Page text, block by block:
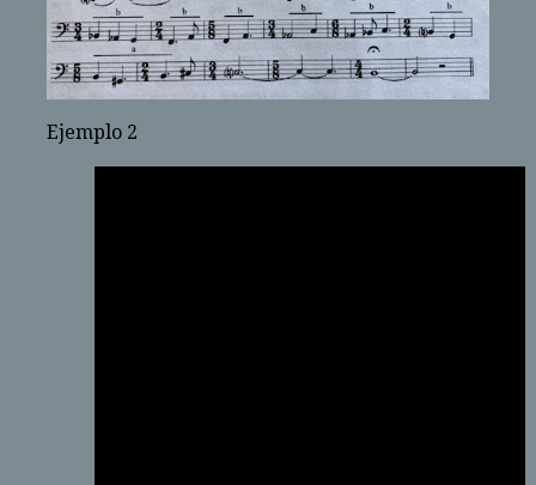
Ejemplo 2